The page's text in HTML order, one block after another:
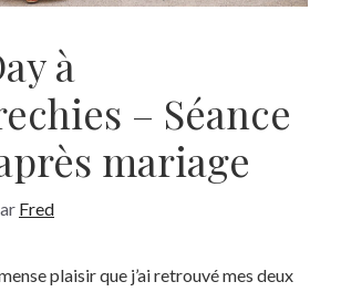
à
– Séance
mariage
Fred
plaisir que j’ai retrouvé mes deux